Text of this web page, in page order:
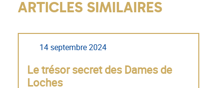
ARTICLES SIMILAIRES
14 septembre 2024
Le trésor secret des Dames de
Loches